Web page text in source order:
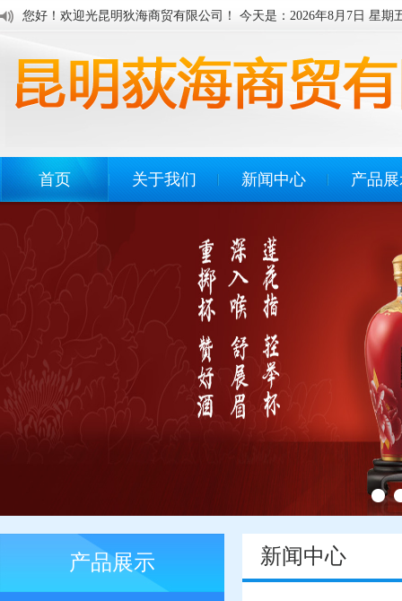
您好！欢迎光昆明狄海商贸有限公司！ 今天是： 2026年8月7日 星期
首页 关于我们 新闻中心 产品
产品展示 新闻中心